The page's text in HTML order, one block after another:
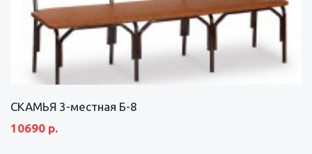
СКАМЬЯ 3-местная Б-8
10690 р.